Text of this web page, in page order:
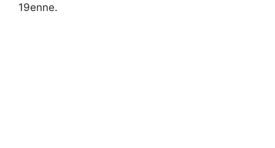
19enne.